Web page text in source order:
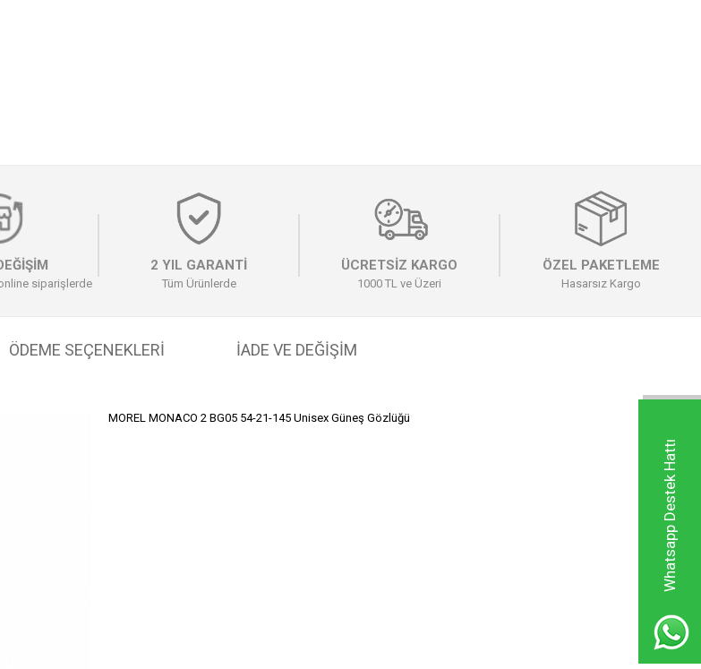
Whatsapp Destek Hattı
siparişlerde
2 YIL GARANTİ
Tüm Ürünlerde
ÜCRETSİZ KARGO
1000 TL ve Üzeri
ÖZEL PAKETLEME
Hasarsız Kargo
ÖDEME SEÇENEKLERI İADE VE DEĞİŞİM
MOREL MONACO 2 BG05 54-21-145 Unisex Güneş Gözlüğü